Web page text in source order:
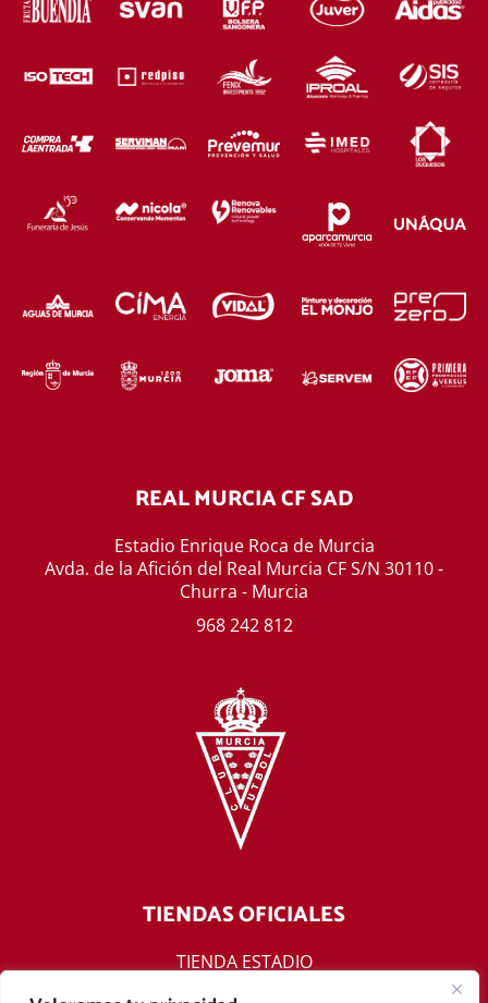
REAL MURCIA CF SAD
Estadio Enrique Roca de Murcia
Avda. de la Afición del Real Murcia CF S/N 30110 -
Churra - Murcia
968 242 812
TIENDAS OFICIALES
TIENDA ESTADIO